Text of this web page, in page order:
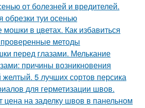
от болезней и вредителей.
обрезки туи осенью
в цветах. Как избавиться
методы
перед глазами. Мелькание
причины возникновения
5 лучших сортов персика
для герметизации швов.
цена на заделку швов в панельном